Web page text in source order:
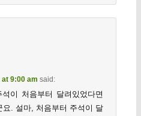
at 9:00 am said:
이 처음부터 달려있었다면
. 설마, 처음부터 주석이 달